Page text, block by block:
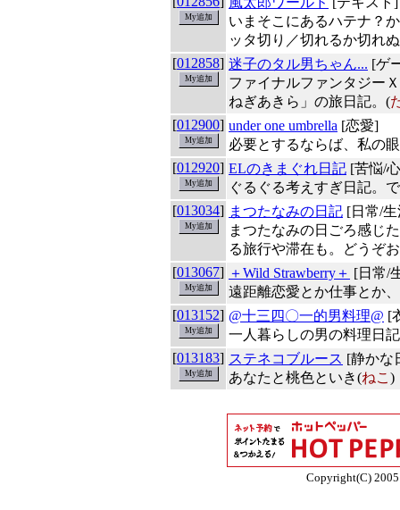
いまそこにあるハテナ？
ッタ切り／切れるか切れ
[012858] 迷子のタル男ちゃん... [ゲ
ファイナルファンタジー
ねぎあきら」の旅日記。(
[012900] under one umbrella [恋愛]
必要とするならば、私の
[012920] ELのきまぐれ日記 [苦悩/
ぐるぐる考えすぎ日記。
[013034] まつたなみの日記 [日常/
まつたなみの日ごろ感じ
る旅行や滞在も。どうぞ
[013067] ＋Wild Strawberry＋ [日常/
遠距離恋愛とか仕事とか
[013152] @十三四〇一的男料理@ [
一人暮らしの男の料理日
[013183] ステネコブルース [静かな
あなたと桃色といき(ねこ )
Copyright(C)